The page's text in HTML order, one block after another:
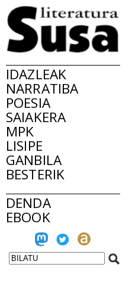
IDAZLEAK
NARRATIBA
POESIA
SAIAKERA
MPK
LISIPE
GANBILA
BESTERIK
DENDA
EBOOK